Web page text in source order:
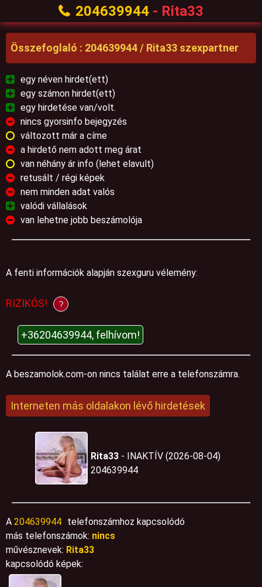
204639944 - Rita33
Összefoglaló : 204639944 / Rita33 szexpartner
egy néven hirdet(ett)
egy számon hirdet(ett)
egy hirdetése van/volt.
nincs gyorsinfo bejegyzés
változott már a címe
a hirdető nem adott meg árat
van néhány ár info (lehet elavult)
retusált / régi képek
nem minden adat valós
valódi vállalások
van lehetne jobb beszámolója
A fenti információk alapján szexguru vélemény:
RIZIKÓS! ?
+36204639944, felhívom!
A beszamolok.com-on nincs találat erre a telefonszámra.
Interneten más oldalakon lévő hirdetések
Rita33 - INAKTÍV (2026-08-04)
204639944
A 204639944 telefonszámhoz kapcsolódó
más telefonszámok: nincs
művésznevek: Rita33
kapcsolódó képek: